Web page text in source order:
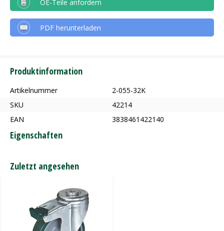
OE-Teile anfordern
PDF herunterladen
Produktinformation
Artikelnummer
2-055-32K
SKU
42214
EAN
3838461422140
Eigenschaften
Zuletzt angesehen